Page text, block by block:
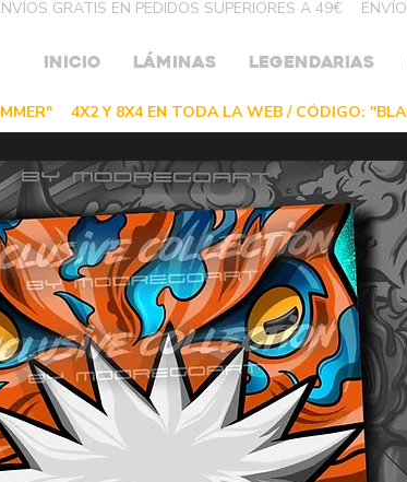
INICIO LÁMINAS LEGENDARIAS